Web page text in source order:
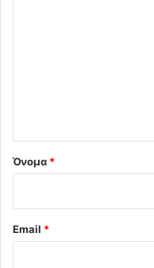
Όνομα *
Email *